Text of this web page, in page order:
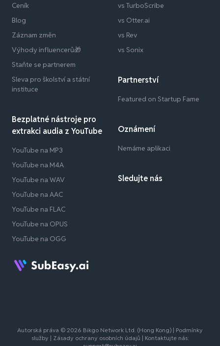
Ceník
Blog
Záznam změn
Výhody influencerů🎁
Staňte se partnerem
Sleva pro školství a státní
instituce
Bezplatné nástroje pro
extrakci audia z YouTube
YouTube na MP3
YouTube na M4A
YouTube na WAV
YouTube na AAC
YouTube na FLAC
YouTube na OPUS
YouTube na OGG
vs TurboScribe
vs Otter.ai
vs Rev
vs Sonix
Partnerství
Featured on Startup Fame
Oznámení
Nemáme aplikaci
Sledujte nás
Autorská práva © 2026 Bikgo Network Ltd. (Hong Kong) | Podmínky
služby | Zásady ochrany osobních údajů | Kontaktujte nás: